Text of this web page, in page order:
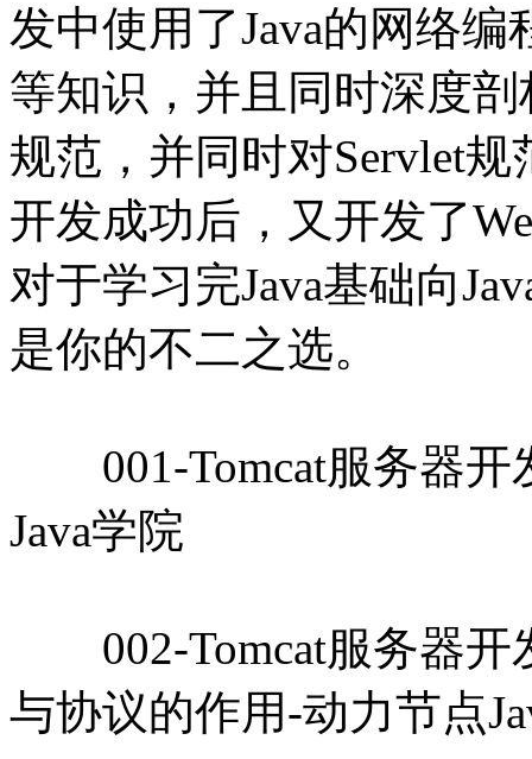
发中使用了Java的网络编
等知识，并且同时深度
规范，并同时对Servlet
开发成功后，又开发了
对于学习完Java基础向
是你的不二之选。
001-Tomcat服务器开
Java学院
002-Tomcat服务器开
与协议的作用-动力节点